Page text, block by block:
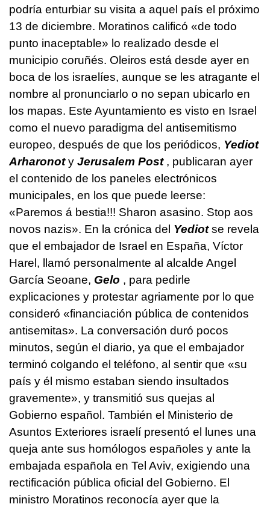
podría enturbiar su visita a aquel país el próximo
13 de diciembre. Moratinos calificó «de todo
punto inaceptable» lo realizado desde el
municipio coruñés. Oleiros está desde ayer en
boca de los israelíes, aunque se les atragante el
nombre al pronunciarlo o no sepan ubicarlo en
los mapas. Este Ayuntamiento es visto en Israel
como el nuevo paradigma del antisemitismo
europeo, después de que los periódicos, Yediot
Arharonoty Jerusalem Post, publicaran ayer
el contenido de los paneles electrónicos
municipales, en los que puede leerse:
«Paremos á bestia!!! Sharon asasino. Stop aos
novos nazis». En la crónica del Yediotse revela
que el embajador de Israel en España, Víctor
Harel, llamó personalmente al alcalde Angel
García Seoane, Gelo , para pedirle
explicaciones y protestar agriamente por lo que
consideró «financiación pública de contenidos
antisemitas». La conversación duró pocos
minutos, según el diario, ya que el embajador
terminó colgando el teléfono, al sentir que «su
país y él mismo estaban siendo insultados
gravemente», y transmitió sus quejas al
Gobierno español. También el Ministerio de
Asuntos Exteriores israelí presentó el lunes una
queja ante sus homólogos españoles y ante la
embajada española en Tel Aviv, exigiendo una
rectificación pública oficial del Gobierno. El
ministro Moratinos reconocía ayer que la